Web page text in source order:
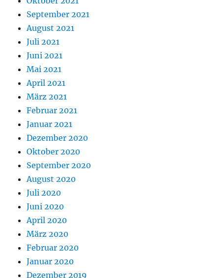
September 2021
August 2021
Juli 2021
Juni 2021
Mai 2021
April 2021
März 2021
Februar 2021
Januar 2021
Dezember 2020
Oktober 2020
September 2020
August 2020
Juli 2020
Juni 2020
April 2020
März 2020
Februar 2020
Januar 2020
Dezember 2019